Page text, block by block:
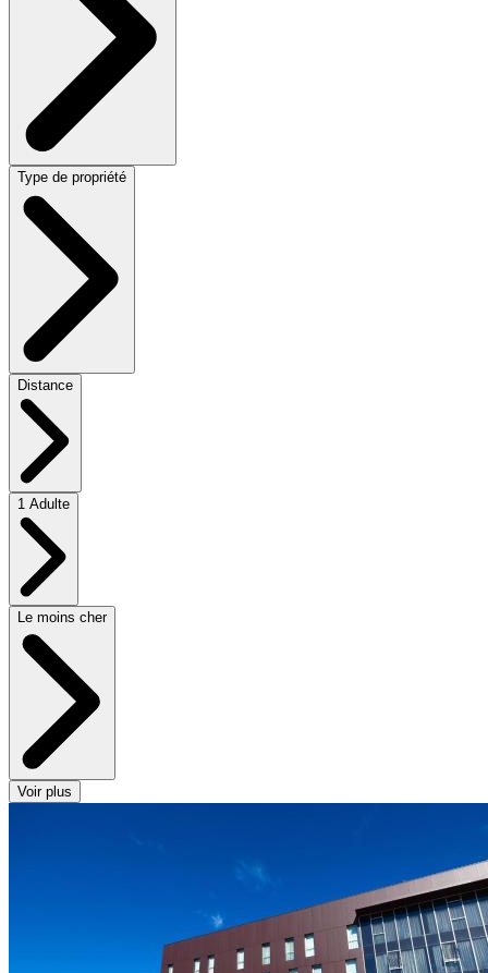
Type de propriété
Distance
1 Adulte
Le moins cher
Voir plus